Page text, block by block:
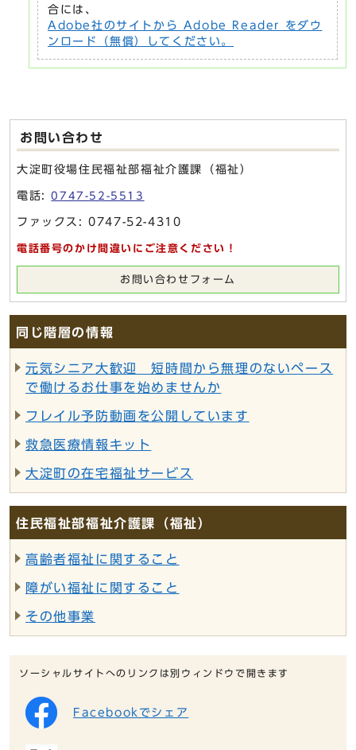
合には、
Adobe社のサイトから Adobe Reader をダウ
ンロード（無償）してください。
お問い合わせ
大淀町役場住民福祉部福祉介護課（福祉）
電話:0747-52-5513
ファックス: 0747-52-4310
電話番号のかけ間違いにご注意ください！
お問い合わせフォーム
同じ階層の情報
元気シニア大歓迎 短時間から無理のないペース
で働けるお仕事を始めませんか
フレイル予防動画を公開しています
救急医療情報キット
大淀町の在宅福祉サービス
住民福祉部福祉介護課（福祉）
高齢者福祉に関すること
障がい福祉に関すること
その他事業
ソーシャルサイトへのリンクは別ウィンドウで開きます
Facebookでシェア